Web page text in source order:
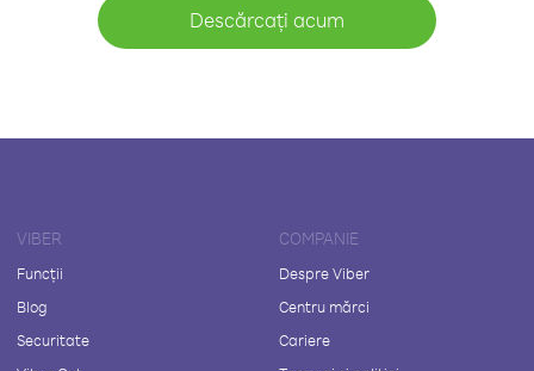
Descărcați acum
VIBER
Funcții
Blog
Securitate
COMPANIE
Despre Viber
Centru mărci
Cariere